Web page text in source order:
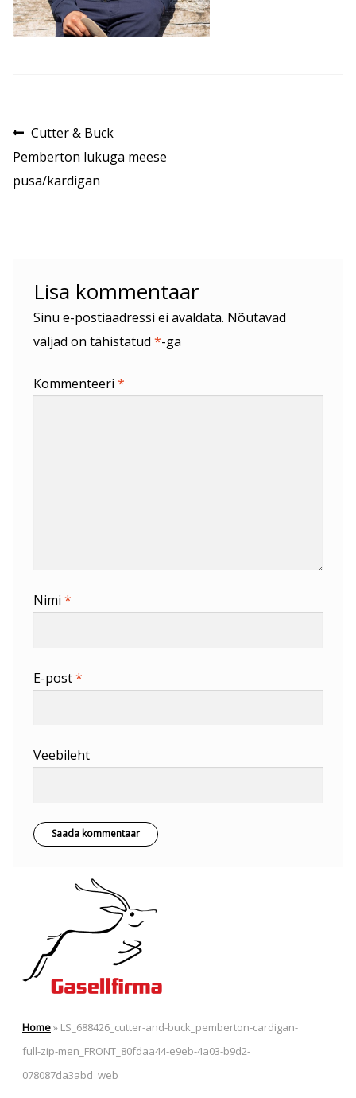
Navigeerimine
Eelmine
postitus:
Cutter & Buck
Pemberton lukuga meese
pusa/kardigan
Lisa kommentaar
Sinu e-postiaadressi ei avaldata. Nõutavad
väljad on tähistatud *-ga
Kommenteeri *
Nimi *
E-post*
Veebileht
Home» LS_688426_cutter-and-buck_pemberton-cardigan-
full-zip-men_FRONT_80fdaa44-e9eb-4a03-b9d2-
078087da3abd_web